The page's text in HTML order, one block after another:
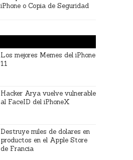
iPhone o Copia de Seguridad
Los mejores Memes del iPhone
11
Hacker Arya vuelve vulnerable
al FaceID del iPhoneX
Destruye miles de dolares en
productos en el Apple Store
de Francia